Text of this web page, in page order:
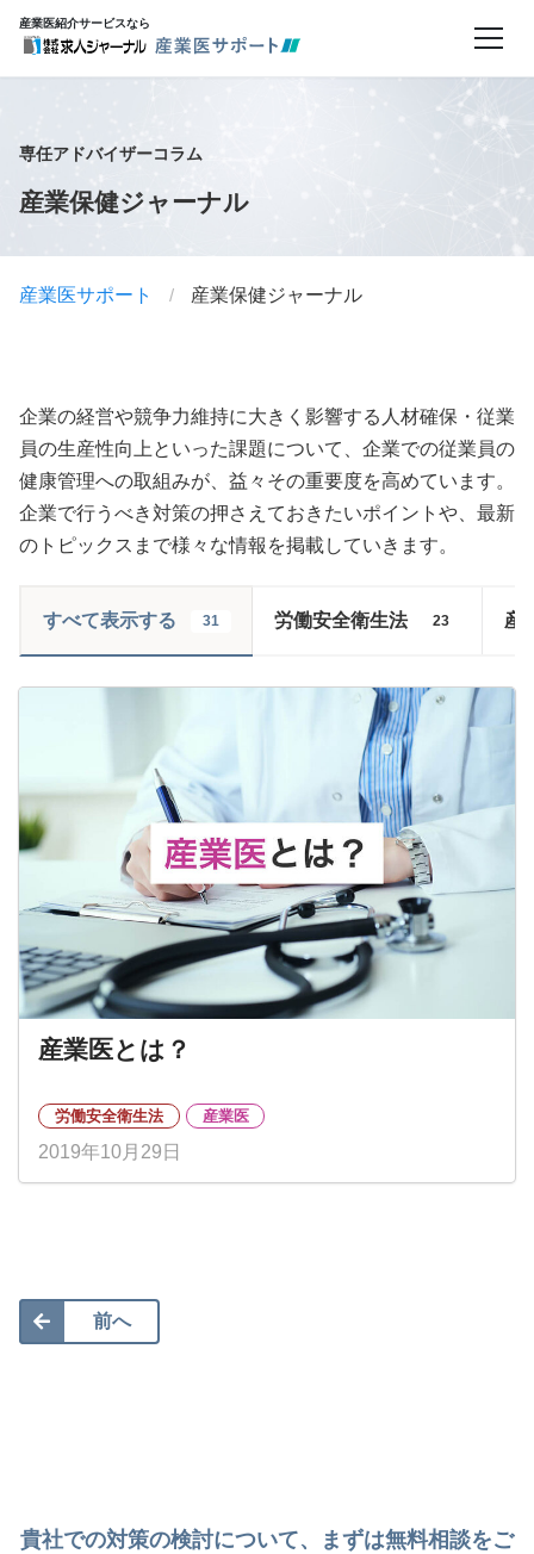
産業医紹介サービスなら
専任アドバイザーコラム
産業保健ジャーナル
産業医サポート / 産業保健ジャーナル
企業の経営や競争力維持に大きく影響する人材確保・従業
員の生産性向上といった課題について、企業での従業員の
健康管理への取組みが、益々その重要度を高めています。
企業で行うべき対策の押さえておきたいポイントや、最新
のトピックスまで様々な情報を掲載していきます。
すべて表示する 31 労働安全衛生法 23 産
産業医とは？
労働安全衛生法 産業医
2019年10月29日
前へ
貴社での対策の検討について、まずは無料相談をご